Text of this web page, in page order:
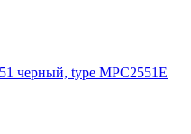
черный, type MPC2551E